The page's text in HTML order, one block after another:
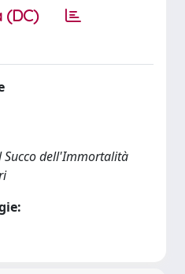
(DC)
Succo dell'Immortalità